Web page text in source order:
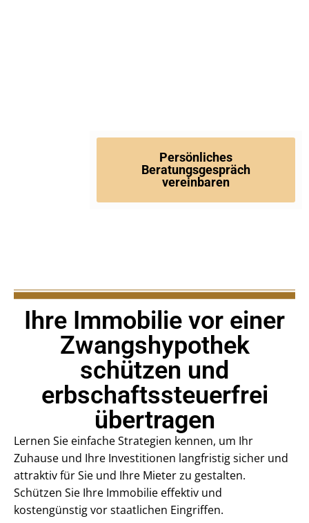
Persönliches
Beratungsgespräch
vereinbaren
Ihre Immobilie vor einer
Zwangshypothek
schützen und
erbschaftssteuerfrei
übertragen
Lernen Sie einfache Strategien kennen, um Ihr
Zuhause und Ihre Investitionen langfristig sicher und
attraktiv für Sie und Ihre Mieter zu gestalten.
Schützen Sie Ihre Immobilie effektiv und
kostengünstig vor staatlichen Eingriffen.